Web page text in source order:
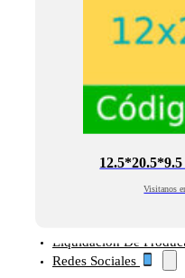
Visitanos
Liquidación De
Redes Sociales